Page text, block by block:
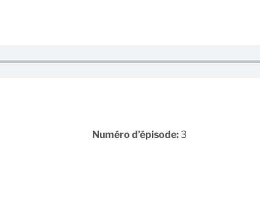
Numéro d’épisode: 3